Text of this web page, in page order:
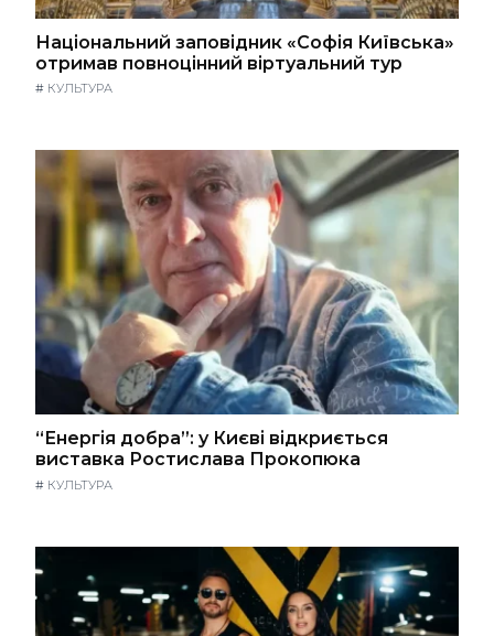
Національний заповідник «Софія Київська»
отримав повноцінний віртуальний тур
# КУЛЬТУРА
“Енергія добра”: у Києві відкриється
виставка Ростислава Прокопюка
# КУЛЬТУРА